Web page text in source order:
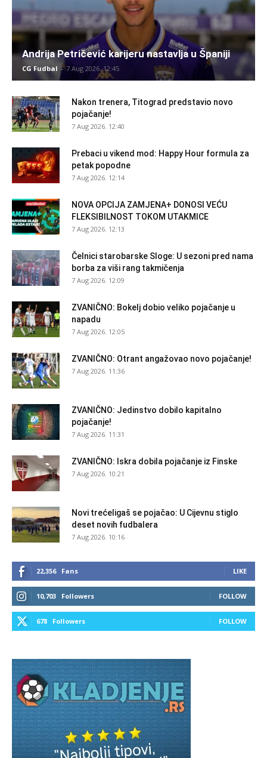
Andrija Petričević karijeru nastavlja u Španiji
CG Fudbal - 7 Aug 2026. 12:45
Nakon trenera, Titograd predstavio novo
pojačanje!
7 Aug 2026. 12:40
Prebaci u vikend mod: Happy Hour formula za
petak popodne
7 Aug 2026. 12:14
NOVA OPCIJA ZAMJENA+ DONOSI VEĆU
FLEKSIBILNOST TOKOM UTAKMICE
7 Aug 2026. 12:13
Čelnici starobarske Sloge: U sezoni pred nama
borba za viši rang takmičenja
7 Aug 2026. 12:09
ZVANIČNO: Bokelj dobio veliko pojačanje u
napadu
7 Aug 2026. 12:05
ZVANIČNO: Otrant angažovao novo pojačanje!
7 Aug 2026. 11:36
ZVANIČNO: Jedinstvo dobilo kapitalno
pojačanje!
7 Aug 2026. 11:31
ZVANIČNO: Iskra dobila pojačanje iz Finske
7 Aug 2026. 10:21
Novi trećeligaš se pojačao: U Cijevnu stiglo
deset novih fudbalera
7 Aug 2026. 10:16
22,356 Fans LIKE
10,703 Followers FOLLOW
678 Followers FOLLOW